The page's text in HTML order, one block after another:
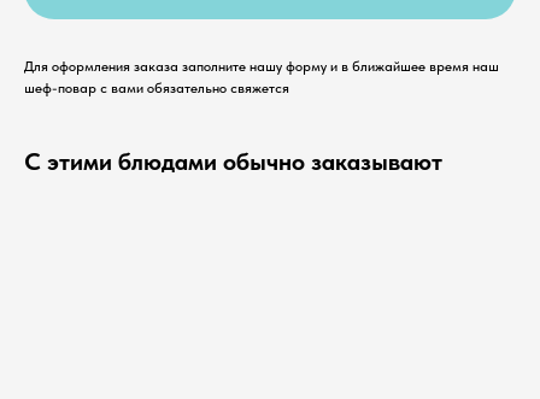
Для оформления заказа заполните нашу форму и в ближайшее время наш
шеф-повар с вами обязательно свяжется
С этими блюдами обычно заказывают